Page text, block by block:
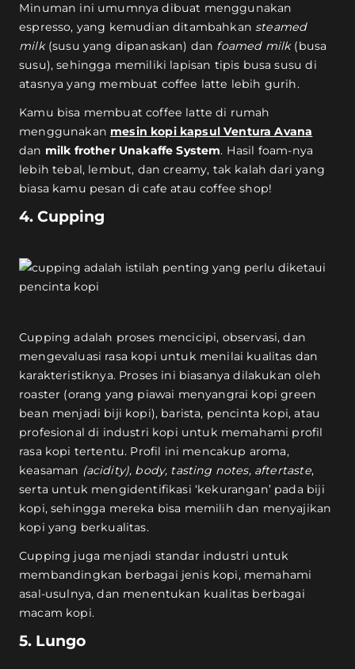
Minuman ini umumnya dibuat menggunakan
espresso, yang kemudian ditambahkansteamed
milk(susu yang dipanaskan) dan foamed milk(busa
susu), sehingga memiliki lapisan tipis busa susu di
atasnya yang membuat coffee latte lebih gurih.
Kamu bisa membuat coffee latte di rumah
menggunakan mesin kopi kapsul Ventura Avana
dan milk frother Unakaffe System. Hasil foam-nya
lebih tebal, lembut, dan creamy, tak kalah dari yang
biasa kamu pesan di cafe atau coffee shop!
4. Cupping
Cupping adalah proses mencicipi, observasi, dan
mengevaluasi rasa kopi untuk menilai kualitas dan
karakteristiknya. Proses ini biasanya dilakukan oleh
roaster (orang yang piawai menyangrai kopi green
bean menjadi biji kopi), barista, pencinta kopi, atau
profesional di industri kopi untuk memahami profil
rasa kopi tertentu. Profil ini mencakup aroma,
keasaman (acidity), body, tasting notes, aftertaste,
serta untuk mengidentifikasi ‘kekurangan’ pada biji
kopi, sehingga mereka bisa memilih dan menyajikan
kopi yang berkualitas.
Cupping juga menjadi standar industri untuk
membandingkan berbagai jenis kopi, memahami
asal-usulnya, dan menentukan kualitas berbagai
macam kopi.
5. Lungo